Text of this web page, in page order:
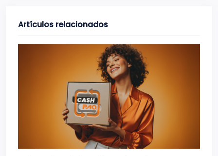
Artículos relacionados